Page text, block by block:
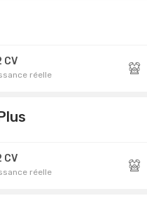
CV
réelle
CV
réelle